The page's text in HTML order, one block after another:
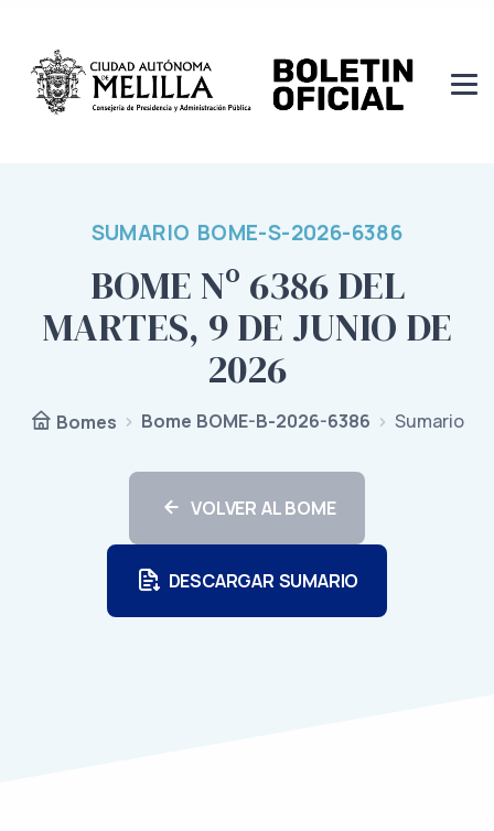
SUMARIO BOME-S-2026-6386
BOME Nº 6386 DEL
MARTES, 9 DE JUNIO DE
2026
Bomes Bome BOME-B-2026-6386 Sumario
VOLVER AL BOME
DESCARGAR SUMARIO